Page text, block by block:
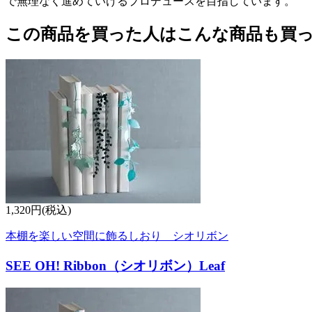
この商品を買った人はこんな商品も買
1,320円(税込)
本棚を楽しい空間に飾るしおり シオリボン
SEE OH! Ribbon（シオリボン）Leaf